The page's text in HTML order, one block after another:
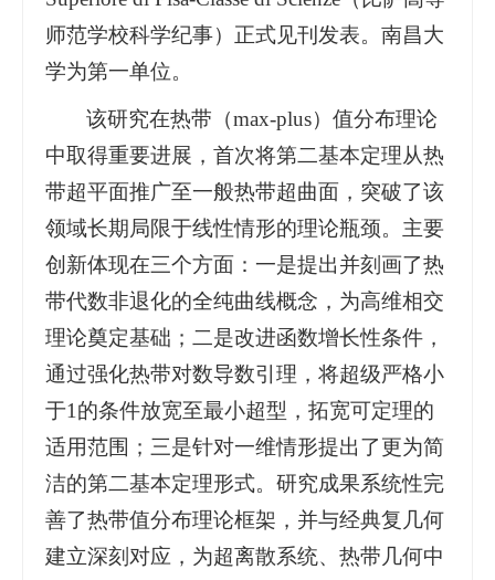
师范学校科学纪事）正式见刊发表。南昌大
学为第一单位。
该研究在热带（max-plus）值分布理论
中取得重要进展，首次将第二基本定理从热
带超平面推广至一般热带超曲面，突破了该
领域长期局限于线性情形的理论瓶颈。主要
创新体现在三个方面：一是提出并刻画了热
带代数非退化的全纯曲线概念，为高维相交
理论奠定基础；二是改进函数增长性条件，
通过强化热带对数导数引理，将超级严格小
于1的条件放宽至最小超型，拓宽可定理的
适用范围；三是针对一维情形提出了更为简
洁的第二基本定理形式。研究成果系统性完
善了热带值分布理论框架，并与经典复几何
建立深刻对应，为超离散系统、热带几何中